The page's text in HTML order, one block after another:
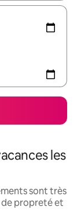
les
sont très
propreté et